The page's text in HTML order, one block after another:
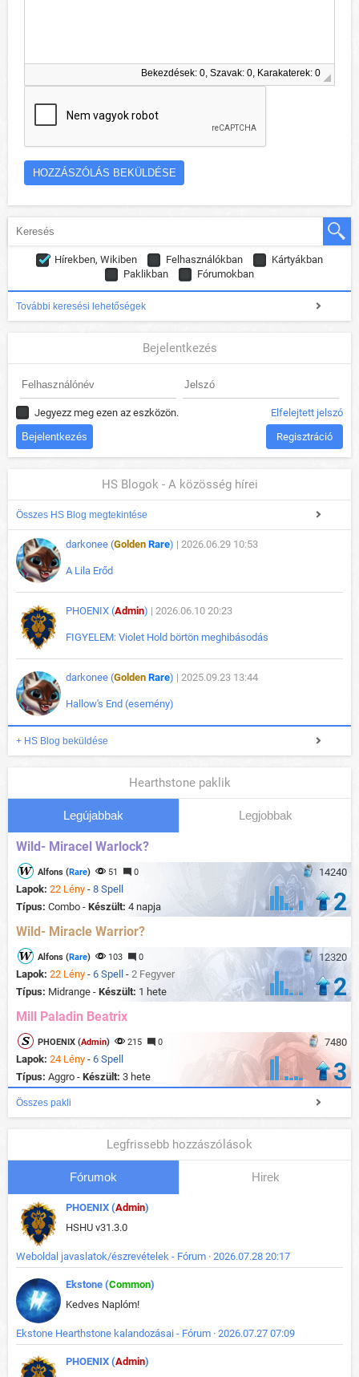
Bekezdések: 0, Szavak: 0, Karakaterek: 0
Hírekben, Wikiben Felhasználókban
Kártyákban
Paklikban
Fórumokban
További keresési lehetőségek
Bejelentkezés
Jegyezz meg ezen az eszközön. Elfelejtett jelszó
Regisztráció
HS Blogok - A közösség hírei
Összes HS Blog megtekintése
darkonee (Golden Rare) | 2026.06.29 10:53
A Lila Erőd
PHOENIX (Admin) | 2026.06.10 20:23
FIGYELEM: Violet Hold börtön meghibásodás
darkonee (Golden Rare) | 2025.09.23 13:44
Hallow's End (esemény)
+ HS Blog beküldése
Hearthstone paklik
Legújabbak Legjobbak
Wild- Miracel Warlock?
14240
Alfons (Rare) 51 0
Lapok: 22 Lény - 8 Spell
Típus: Combo - Készült: 4 napja 2
Wild- Miracle Warrior?
12320
Alfons (Rare) 103 0
Lapok: 22 Lény - 6 Spell - 2 Fegyver
Típus: Midrange - Készült: 1 hete 2
Mill Paladin Beatrix
7480
PHOENIX (Admin) 215 0
Lapok: 24 Lény - 6 Spell
Típus: Aggro - Készült: 3 hete 3
Összes pakli
Legfrissebb hozzászólások
Fórumok Hirek
PHOENIX (Admin)
HSHU v31.3.0
Weboldal javaslatok/észrevételek - Fórum · 2026.07.28 20:17
Ekstone (Common)
Kedves Naplóm!
Ekstone Hearthstone kalandozásai - Fórum · 2026.07.27 07:09
PHOENIX (Admin)